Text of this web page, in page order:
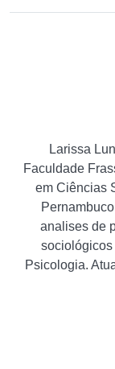
Larissa
Faculdade
em Ciências
analises de
sociológicos
Psicologia.